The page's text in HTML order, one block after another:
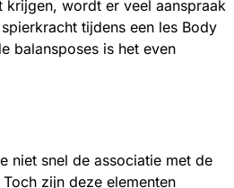
krijgen, wordt er veel aanspraak
tijdens een les Body
balansposes is het even
niet snel de associatie met de
zijn deze elementen